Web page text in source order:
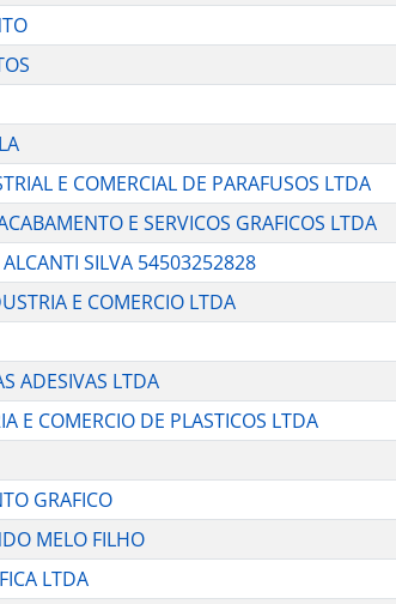
E COMERCIAL DE PARAFUSOS LTDA
E SERVICOS GRAFICOS LTDA
SILVA 54503252828
E COMERCIO LTDA
ADESIVAS LTDA
E COMERCIO DE PLASTICOS LTDA
GRAFICO
MELO FILHO
LTDA